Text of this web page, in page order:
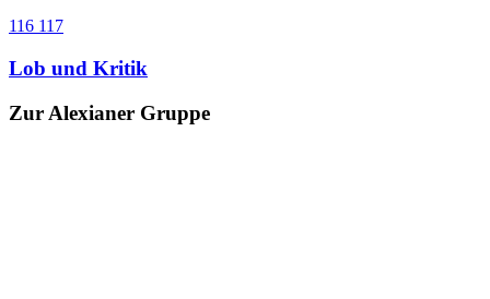
116 117
Lob und Kritik
Zur Alexianer Gruppe